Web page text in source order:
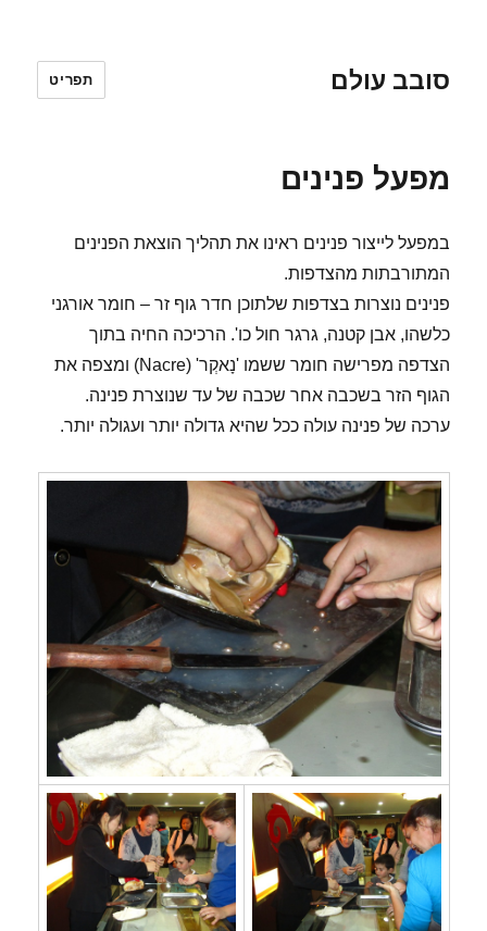
סובב עולם תפריט
מפעל פנינים
במפעל לייצור פנינים ראינו את תהליך הוצאת הפנינים
המתורבתות מהצדפות.
פנינים נוצרות בצדפות שלתוכן חדר גוף זר – חומר אורגני
כלשהו, אבן קטנה, גרגר חול כו'. הרכיכה החיה בתוך
הצדפה מפרישה חומר ששמו 'נָאקְר' (Nacre) ומצפה את
הגוף הזר בשכבה אחר שכבה של עד שנוצרת פנינה.
ערכה של פנינה עולה ככל שהיא גדולה יותר ועגולה יותר.